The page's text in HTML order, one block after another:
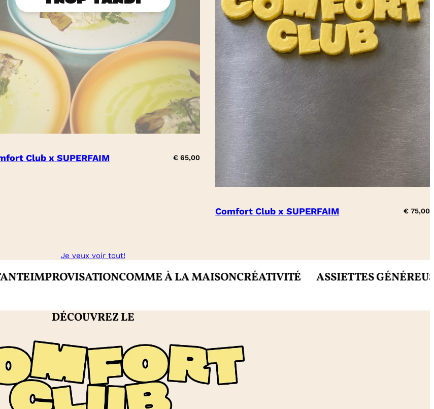
Club x SUPERFAIM € 65,00
Comfort Club x SUPERFAIM €75,00
Je veux voir tout!
COMME À LA MAISONCRÉATIVITÉ ASSIETTES GÉNÉREUSES
DÉCOUVREZ LE